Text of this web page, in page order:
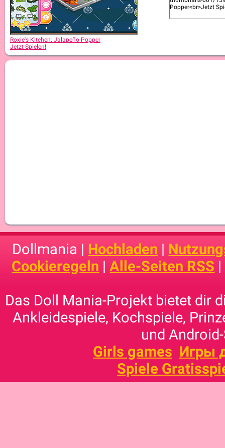
Roxie's Kitchen: Cromboloni
Roxie's Kitchen: Jalapeño Popper
Jetzt Spielen!
Dollmania | Hochladen |
Cookieregeln |Alle-Seiten RSS |
Das Doll Mania-Projekt bietet dir
Ankleidespiele, Kochspiele,
und
Girls games Игры
Spiele